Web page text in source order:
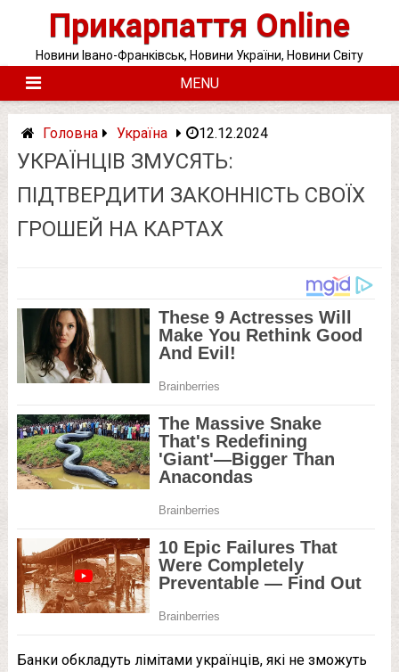
Прикарпаття Online
Новини Івано-Франківськ, Новини України, Новини Світу
MENU
Головна Україна 12.12.2024
УКРАЇНЦІВ ЗМУСЯТЬ:
ПІДТВЕРДИТИ ЗАКОННІСТЬ СВОЇХ
ГРОШЕЙ НА КАРТАХ
Банки обкладуть лімітами українців, які не зможуть